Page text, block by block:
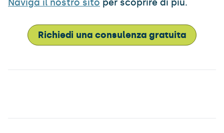
Naviga il nostro sito per scoprire di più.
Richiedi una consulenza gratuita